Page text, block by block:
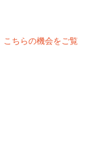
こちらの機会をご覧